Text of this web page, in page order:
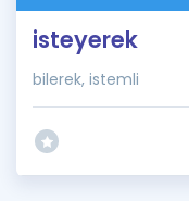
isteyerek
bilerek, istemli